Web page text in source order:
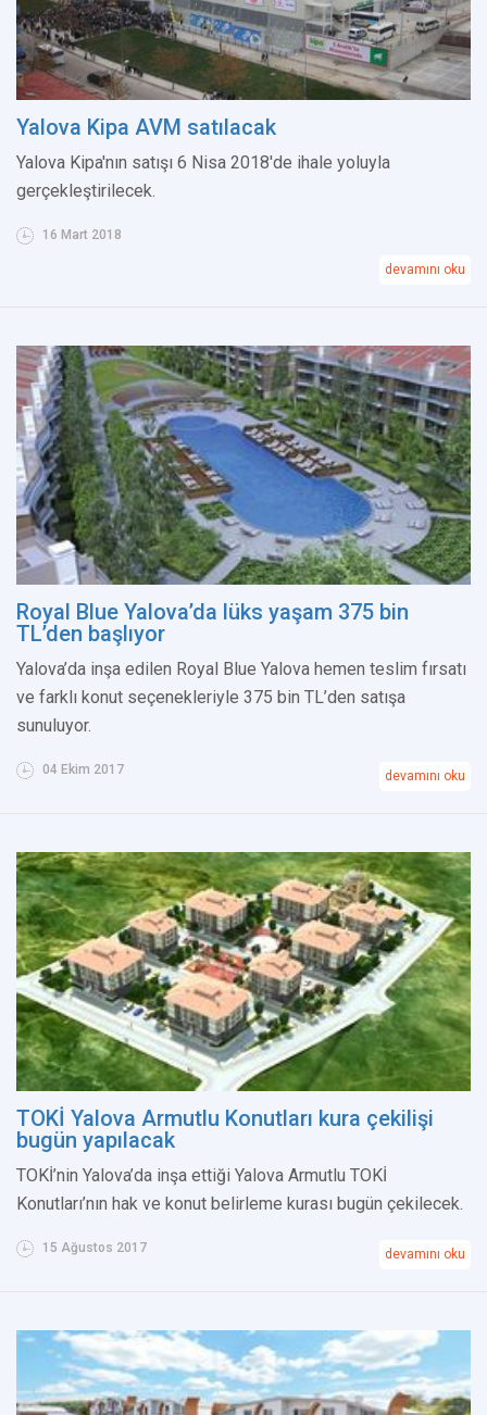
Yalova Kipa AVM satılacak
Yalova Kipa'nın satışı 6 Nisa 2018'de ihale yoluyla
gerçekleştirilecek.
16 Mart 2018
devamını oku
Royal Blue Yalova’da lüks yaşam 375 bin
TL’den başlıyor
Yalova’da inşa edilen Royal Blue Yalova hemen teslim fırsatı
ve farklı konut seçenekleriyle 375 bin TL’den satışa
sunuluyor.
04 Ekim 2017 devamını oku
TOKİ Yalova Armutlu Konutları kura çekilişi
bugün yapılacak
TOKİ’nin Yalova’da inşa ettiği Yalova Armutlu TOKİ
Konutları’nın hak ve konut belirleme kurası bugün çekilecek.
15 Ağustos 2017 devamını oku